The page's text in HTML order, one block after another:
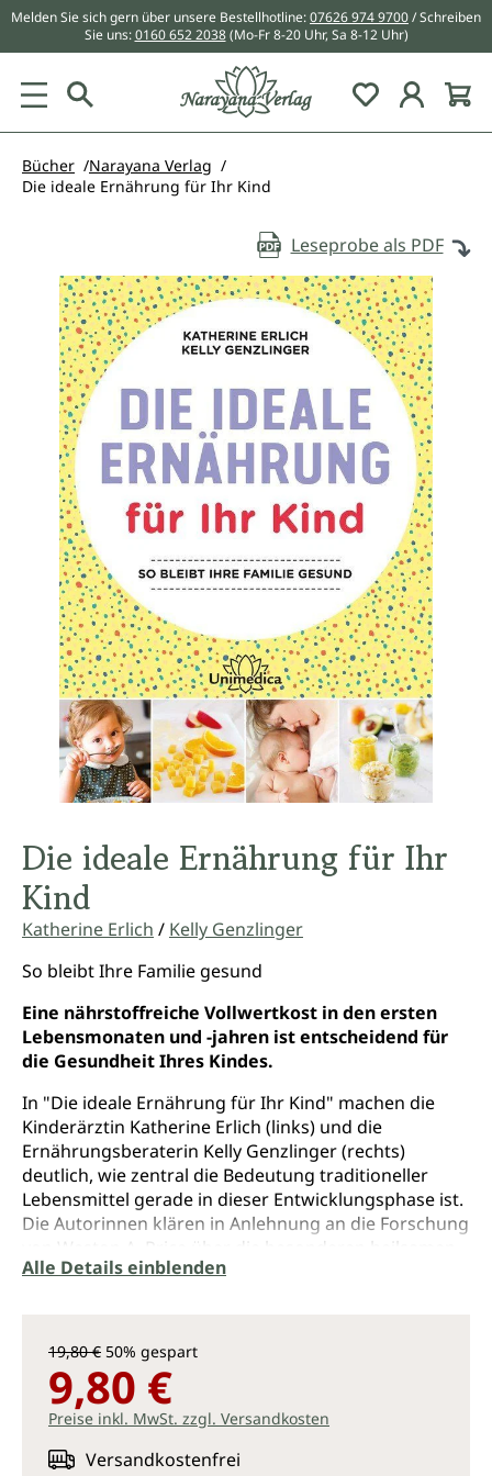
springen
Melden Sie sich gern über unsere Bestellhotline:07626 974 9700/ Schreiben
Sie uns:0160 652 2038 (Mo-Fr 8-20 Uhr, Sa 8-12 Uhr)
Du hast 0
Bücher
Narayana Verlag
Die ideale Ernährung für Ihr Kind
Leseprobe als PDF
Bildergalerie überspringen
Die ideale Ernährung für Ihr
Kind
Katherine Erlich / Kelly Genzlinger
So bleibt Ihre Familie gesund
Eine nährstoffreiche Vollwertkost in den ersten
Lebensmonaten und -jahren ist entscheidend für
die Gesundheit Ihres Kindes.
In "Die ideale Ernährung für Ihr Kind" machen die
Kinderärztin Katherine Erlich (links) und die
Ernährungsberaterin Kelly Genzlinger (rechts)
deutlich, wie zentral die Bedeutung traditioneller
Lebensmittel gerade in dieser Entwicklungsphase ist.
Die Autorinnen klären in Anlehnung an die Forschung
von Weston A. Price über die besonderen heilsamen
Qualitäten von alt­her­gebrachten Superfoods wie
Kind diese am besten zu sich nehmen sollte. Auf
dieser Grundlage lassen sich gesunde und robuste
Kinder großziehen.
Diesem Leitgedanken folgend versorgt Sie das Buch
mit umfangreichem Wissen:
Alle Details einblenden
19,80 € 50% gespart
9,80 €
Preise inkl. MwSt. zzgl. Versandkosten
Versandkostenfrei